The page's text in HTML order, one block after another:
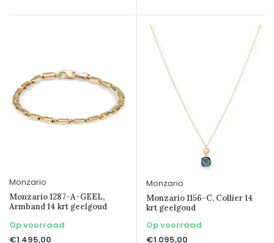
Monzario
Monzario 1287-A-GEEL,
Armband 14 krt geelgoud
Op voorraad
€1.495,00
Monzario
Monzario 1156-C, Collier 14
krt geelgoud
Op voorraad
€1.095,00